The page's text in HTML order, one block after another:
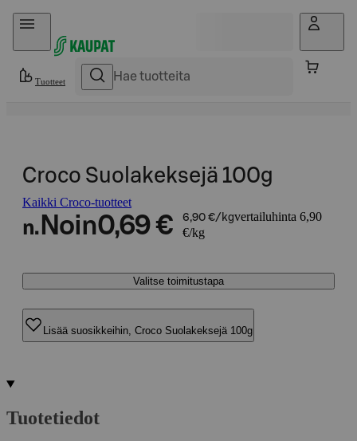
Hyppää sisältöön
Tuotteet
Croco Suolakeksejä 100g
Kaikki Croco-tuotteet
n. Noin0,69 € 6,90 €/kgvertailuhinta 6,90
€/kg
Valitse toimitustapa
Lisää suosikkeihin, Croco Suolakeksejä 100g
Tuotetiedot